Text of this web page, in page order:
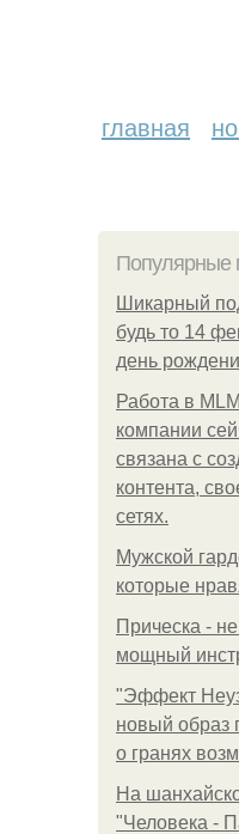
главная
Популярные
Шикарный
будь то 14
день
Работа в
компании
связана с
контента,
сетях.
Мужской
которые
Прическа -
мощный
"Эффект
новый образ
о гранях
На
"Человека -